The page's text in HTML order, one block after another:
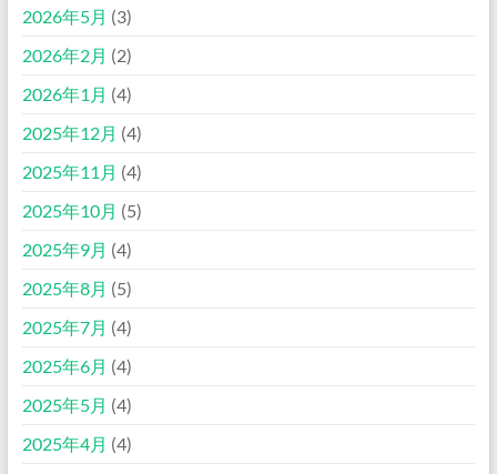
2026年5月 (3)
2026年2月 (2)
2026年1月 (4)
2025年12月 (4)
2025年11月 (4)
2025年10月 (5)
2025年9月 (4)
2025年8月 (5)
2025年7月 (4)
2025年6月 (4)
2025年5月 (4)
2025年4月 (4)